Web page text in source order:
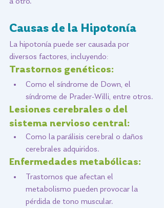
a otro.
Causas de la Hipotonía
La hipotonía puede ser causada por
diversos factores, incluyendo:
Trastornos genéticos:
Como el síndrome de Down, el
síndrome de Prader-Willi, entre otros.
Lesiones cerebrales o del
sistema nervioso central:
Como la parálisis cerebral o daños
cerebrales adquiridos.
Enfermedades metabólicas:
Trastornos que afectan el
metabolismo pueden provocar la
pérdida de tono muscular.